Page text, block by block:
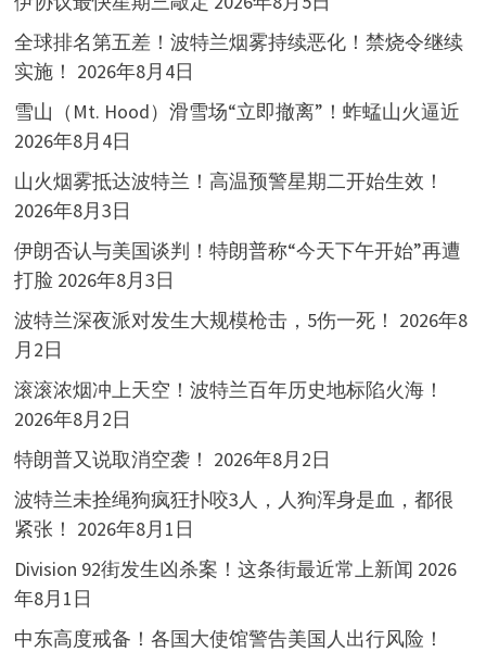
全球排名第五差！波特兰烟雾持续恶化！禁烧令继续
实施！ 2026年8月4日
雪山（Mt. Hood）滑雪场“立即撤离”！蚱蜢山火逼近
2026年8月4日
山火烟雾抵达波特兰！高温预警星期二开始生效！
2026年8月3日
伊朗否认与美国谈判！特朗普称“今天下午开始”再遭
打脸 2026年8月3日
波特兰深夜派对发生大规模枪击，5伤一死！ 2026年8
月2日
滚滚浓烟冲上天空！波特兰百年历史地标陷火海！
2026年8月2日
特朗普又说取消空袭！ 2026年8月2日
波特兰未拴绳狗疯狂扑咬3人，人狗浑身是血，都很
紧张！ 2026年8月1日
Division 92街发生凶杀案！这条街最近常上新闻 2026
年8月1日
中东高度戒备！各国大使馆警告美国人出行风险！